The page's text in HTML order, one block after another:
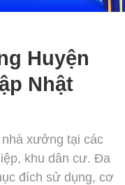
Nhật
xưởng tại các
khu dân cư. Đa
đích sử dụng, cơ